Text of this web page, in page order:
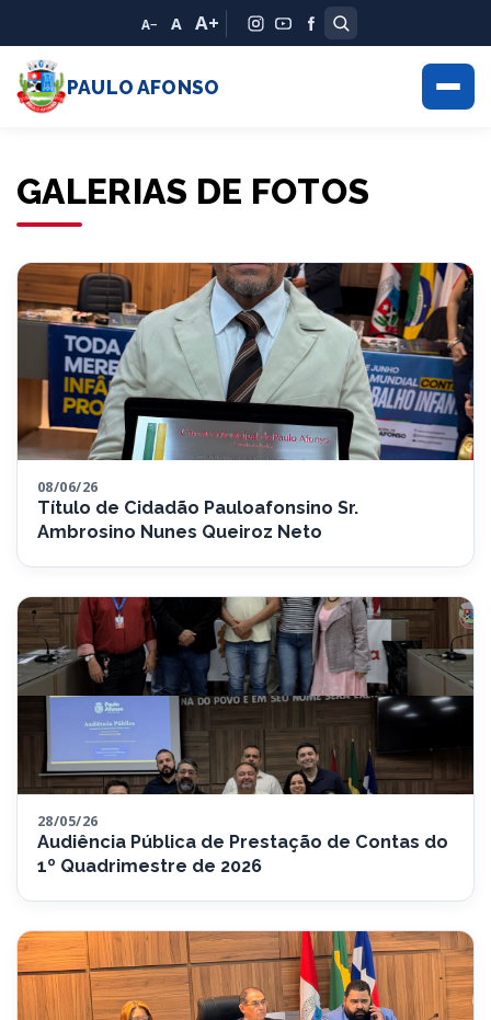
A− A A+
PAULO AFONSO
GALERIAS DE FOTOS
08/06/26
Título de Cidadão Pauloafonsino Sr.
Ambrosino Nunes Queiroz Neto
28/05/26
Audiência Pública de Prestação de Contas do
1º Quadrimestre de 2026